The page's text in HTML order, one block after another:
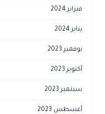
فبراير 2024
يناير 2024
نوفمبر 2023
أكتوبر 2023
سبتمبر 2023
أغسطس 2023